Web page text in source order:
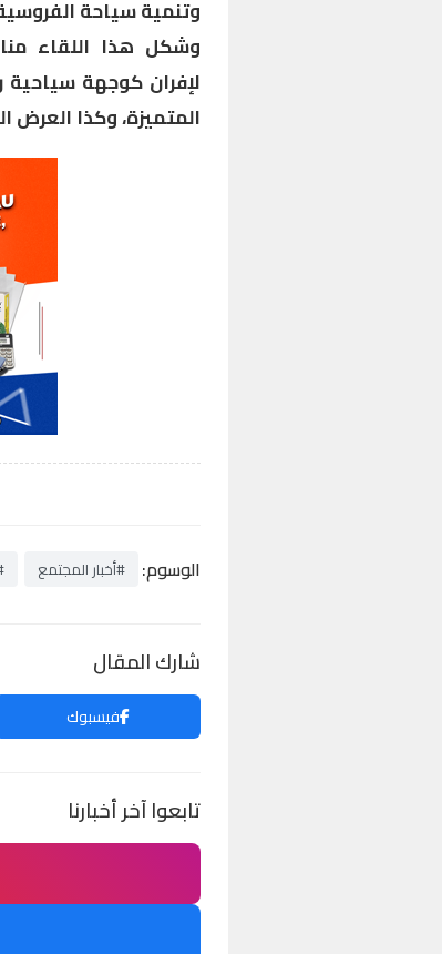
وتنمية سياحة
وشكل هذا اللقاء
لإفران كوجهة سياحية
المتميزة، وكذا العرض
الوسوم: #أخبار المجتمع
شارك المقال
فيسبوك
تابعوا آخر أخبارنا